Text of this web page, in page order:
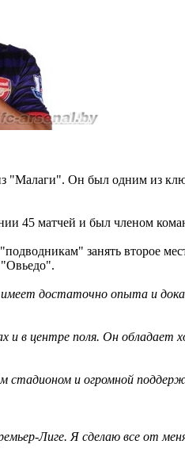
"Малаги". Он был одним из
45 матчей и был членом
занять второе
"Овьедо".
имеет достаточно опыта и
в центре поля. Он обладает
стадионом и огромной
Лиге. Я сделаю все от